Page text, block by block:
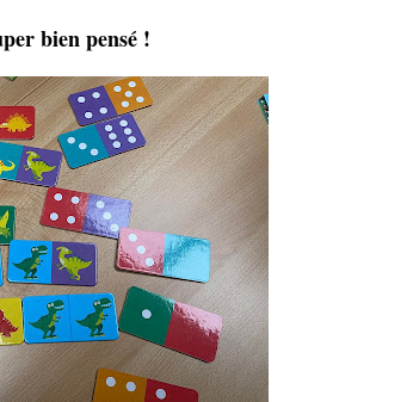
bien pensé !